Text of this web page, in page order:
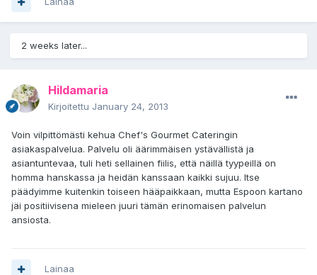
2 weeks later...
Hildamaria
Kirjoitettu January 24, 2013
Voin vilpittömästi kehua Chef's Gourmet Cateringin
asiakaspalvelua. Palvelu oli äärimmäisen ystävällistä ja
asiantuntevaa, tuli heti sellainen fiilis, että näillä tyypeillä on
homma hanskassa ja heidän kanssaan kaikki sujuu. Itse
päädyimme kuitenkin toiseen hääpaikkaan, mutta Espoon kartano
jäi positiivisena mieleen juuri tämän erinomaisen palvelun
ansiosta.
Lainaa